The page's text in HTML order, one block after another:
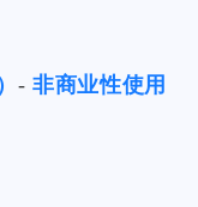
-非商业性使用